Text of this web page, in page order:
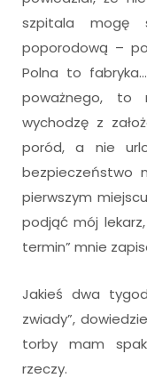
szpitala mogę
poporodową –
Polna to
poważnego, to
wychodzę z
poród, a nie
bezpieczeństwo
pierwszym
podjąć mój
termin” mnie
Jakieś dwa
zwiady”,
torby mam
rzeczy.